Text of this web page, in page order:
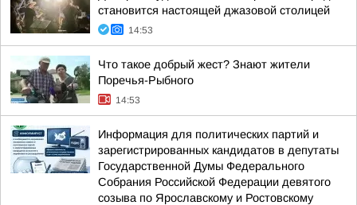
становится настоящей джазовой столицей
14:53
Что такое добрый жест? Знают жители
Поречья-Рыбного
14:53
Информация для политических партий и
зарегистрированных кандидатов в депутаты
Государственной Думы Федерального
Собрания Российской Федерации девятого
созыва по Ярославскому и Ростовскому